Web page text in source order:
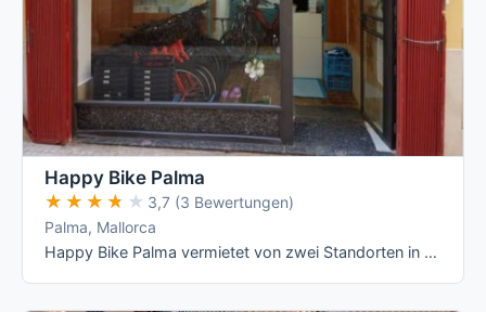
Happy Bike Palma
★★★★★
★★★★★ 3,7 (3 Bewertungen)
Palma, Mallorca
Happy Bike Palma vermietet von zwei Standorten in Palma aus – Altstadt (Sant Felip Neri) und Ciudad Jardín – eine Flotte überwiegend von …